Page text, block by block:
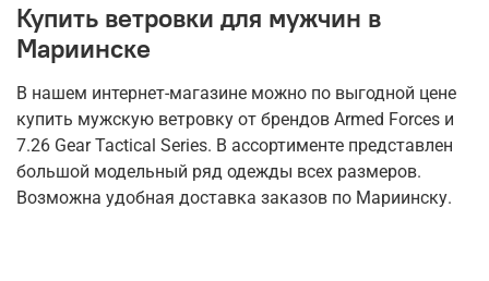
Купить ветровки для мужчин в
Мариинске
В нашем интернет-магазине можно по выгодной цене
купить мужскую ветровку от брендов Armed Forces и
7.26 Gear Tactical Series. В ассортименте представлен
большой модельный ряд одежды всех размеров.
Возможна удобная доставка заказов по Мариинску.